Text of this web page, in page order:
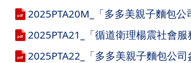
2025PTA20M_「多多美親子麵包
2025PTA21_「循道衛理楊震社會
2025PTA22_「多多美親子麵包公